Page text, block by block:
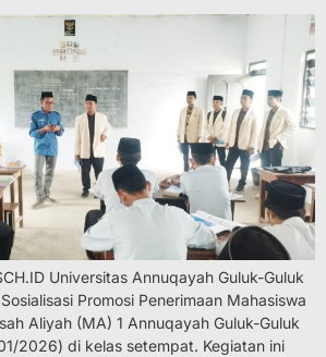
Universitas Annuqayah Guluk-Guluk
Promosi Penerimaan Mahasiswa
Aliyah (MA) 1 Annuqayah Guluk-Guluk
2026) di kelas setempat. Kegiatan ini